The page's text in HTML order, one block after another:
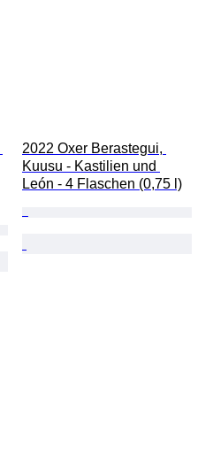
2022 Oxer Berastegui,
Kuusu - Kastilien und
León - 4 Flaschen (0,75 l)